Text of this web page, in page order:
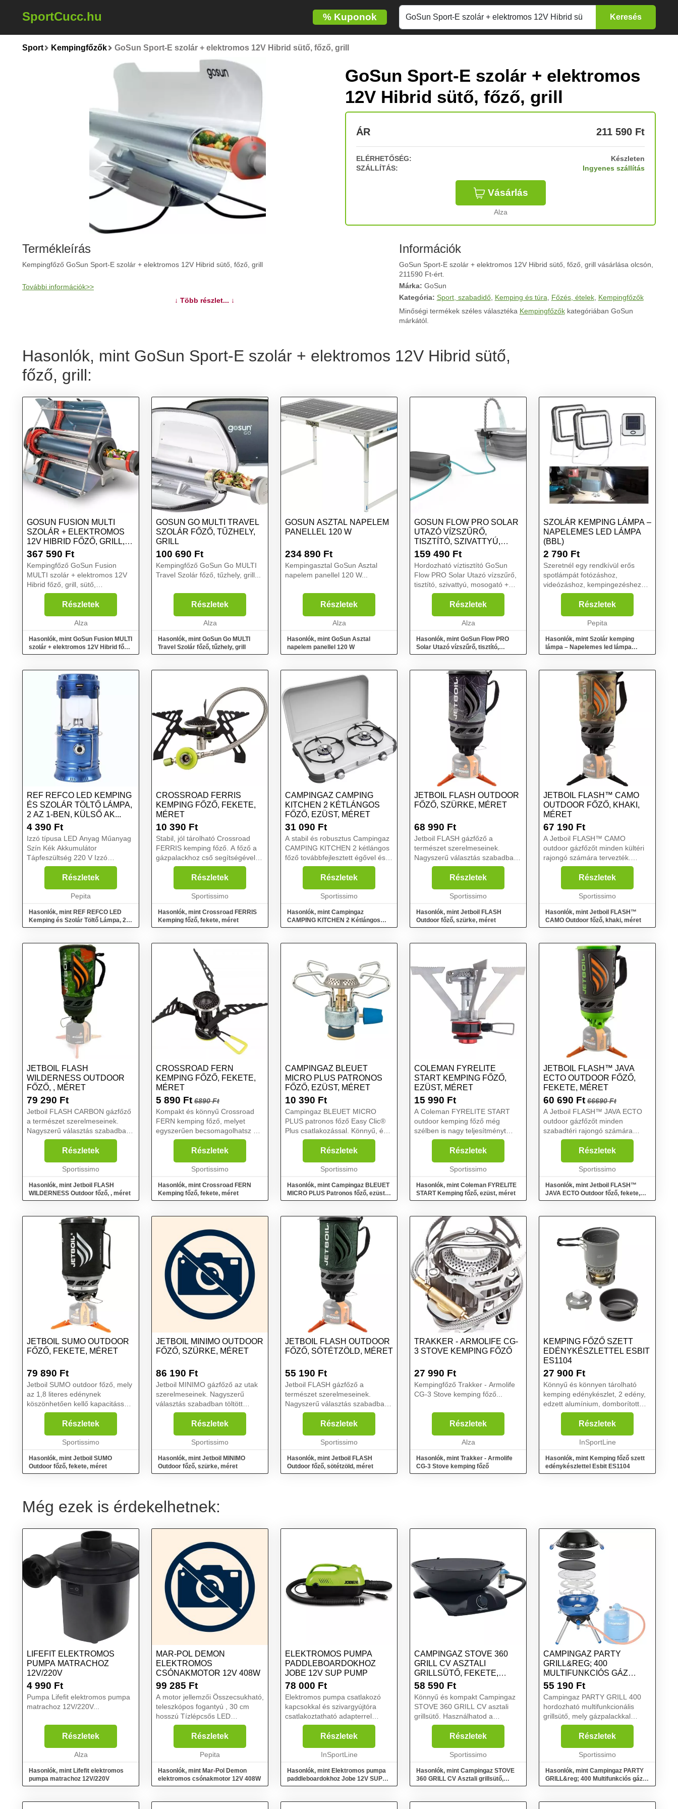
SportCucc.hu %Kuponok
Sport Kempingfőzők GoSun Sport-E szolár + elektromos 12V Hibrid sütő, főző, grill
GoSun Sport-E szolár + elektromos
12V Hibrid sütő, főző, grill
ÁR 211 590 Ft
ELÉRHETŐSÉG:
Készleten
SZÁLLÍTÁS:
Ingyenes szállítás
Vásárlás
Alza
Termékleírás
Kempingfőző GoSun Sport-E szolár + elektromos 12V Hibrid sütő, főző, grill
További információk>>
↓ Több részlet... ↓
Információk
GoSun Sport-E szolár + elektromos 12V Hibrid sütő, főző, grill vásárlása olcsón,
211590 Ft-ért.
Márka: GoSun
Kategória: Sport, szabadidő, Kemping és túra Főzés, ételek, Kempingfőzők
Minőségi termékek széles választéka Kempingfőzőkkategóriában GoSun
márkától.
Hasonlók, mint GoSun Sport-E szolár + elektromos 12V Hibrid sütő,
főző, grill:
GOSUN FUSION MULTI
SZOLÁR + ELEKTROMOS
12V HIBRID FŐZŐ, GRILL,
SÜTŐ, FŰTŐBERENDEZÉS
367 590 Ft
Kempingfőző GoSun Fusion
MULTI szolár + elektromos 12V
Hibrid főző, grill, sütő,
fűtőberendezés...
Részletek
Alza
Hasonlók, mint GoSun Fusion MULTI
szolár + elektromos 12V Hibrid főző,
grill, sütő, fűtőberendezés
GOSUN GO MULTI TRAVEL
SZOLÁR FŐZŐ, TŰZHELY,
GRILL
100 690 Ft
Kempingfőző GoSun Go MULTI
Travel Szolár főző, tűzhely, grill...
Részletek
Alza
Hasonlók, mint GoSun Go MULTI
Travel Szolár főző, tűzhely, grill
GOSUN ASZTAL NAPELEM
PANELLEL 120 W
234 890 Ft
Kempingasztal GoSun Asztal
napelem panellel 120 W...
Részletek
Alza
Hasonlók, mint GoSun Asztal
napelem panellel 120 W
GOSUN FLOW PRO SOLAR
UTAZÓ VÍZSZŰRŐ,
TISZTÍTÓ, SZIVATTYÚ,
MOSOGATÓ + ZUHANY
159 490 Ft
Hordozható víztisztító GoSun
Flow PRO Solar Utazó vízszűrő,
tisztító, szivattyú, mosogató +
zuhany...
Részletek
Alza
Hasonlók, mint GoSun Flow PRO
Solar Utazó vízszűrő, tisztító,
szivattyú, mosogató + zuhany
SZOLÁR KEMPING LÁMPA –
NAPELEMES LED LÁMPA
(BBL)
2 790 Ft
Szeretnél egy rendkívül erős
spotlámpát fotózáshoz,
videózáshoz, kempingezéshez
vagy egyszerűen csak a
mindennapi használathoz? Egy
könnyű, mobilis és bivalyerős
fényforrást kínálunk Neked,
Részletek
Pepita
Hasonlók, mint Szolár kemping
lámpa – Napelemes led lámpa
(BBL)
REF REFCO LED KEMPING
ÉS SZOLÁR TÖLTŐ LÁMPA,
2 AZ 1-BEN, KÜLSŐ AK...
4 390 Ft
Izzó típusa LED Anyag Műanyag
Szín Kék Akkumulátor
Tápfeszültség 220 V Izzó
teljesítmény 1 W Hatósugár 10 m
Autonomia 6 h Fénykibocsátás
250 lm...
Részletek
Pepita
Hasonlók, mint REF REFCO LED
Kemping és Szolár Töltő Lámpa, 2
az 1-ben, külső ak...
CROSSROAD FERRIS
KEMPING FŐZŐ, FEKETE,
MÉRET
10 390 Ft
Stabil, jól tárolható Crossroad
FERRIS kemping főző. A főző a
gázpalackhoz cső segítségével
kötődik össze, ezért önmagában
áll a palack mellett....
Részletek
Sportissimo
Hasonlók, mint Crossroad FERRIS
Kemping főző, fekete, méret
CAMPINGAZ CAMPING
KITCHEN 2 KÉTLÁNGOS
FŐZŐ, EZÜST, MÉRET
31 090 Ft
A stabil és robusztus Campingaz
CAMPING KITCHEN 2 kétlángos
főző továbbfejlesztett égővel és
3-oldali szél elleni védelemmel
diszponál. Elegáns dizájnú,
lakkozott acél bőröndbe zárható.
Hagyományos 10...
Részletek
Sportissimo
Hasonlók, mint Campingaz
CAMPING KITCHEN 2 Kétlángos
főző, ezüst, méret
JETBOIL FLASH OUTDOOR
FŐZŐ, SZÜRKE, MÉRET
68 990 Ft
Jetboil FLASH gázfőző a
természet szerelmeseinek.
Nagyszerű választás szabadban
töltött tevékenységekhez, mint
például sátorozás, vízi és
gyalogtúrák, kerékpáros utak,
horgászat, autós és motoros
Részletek
Sportissimo
Hasonlók, mint Jetboil FLASH
Outdoor főző, szürke, méret
JETBOIL FLASH™ CAMO
OUTDOOR FŐZŐ, KHAKI,
MÉRET
67 190 Ft
A Jetboil FLASH™ CAMO
outdoor gázfőzőt minden kültéri
rajongó számára tervezték.
Kiválóan alkalmas olyan
szabadtéri tevékenységekhez,
mint a kempingezés, csónakázás,
túrázás, kerékpározás,
Részletek
Sportissimo
Hasonlók, mint Jetboil FLASH™
CAMO Outdoor főző, khaki, méret
JETBOIL FLASH
WILDERNESS OUTDOOR
FŐZŐ, , MÉRET
79 290 Ft
Jetboil FLASH CARBON gázfőző
a természet szerelmeseinek.
Nagyszerű választás szabadban
töltött tevékenységekhez, mint
például sátorozás, túrázás, vízi
és kerékpártúrák, horgászat,
autós és motoros kir...
Részletek
Sportissimo
Hasonlók, mint Jetboil FLASH
WILDERNESS Outdoor főző, , méret
CROSSROAD FERN
KEMPING FŐZŐ, FEKETE,
MÉRET
5 890 Ft 6890 Ft
Kompakt és könnyű Crossroad
FERN kemping főző, melyet
egyszerűen becsomagolhatsz az
utazásokra. Ez a főző a
gázpalack tetejére szerelhető,
ami az alvázát is képezi....
Részletek
Sportissimo
Hasonlók, mint Crossroad FERN
Kemping főző, fekete, méret
CAMPINGAZ BLEUET
MICRO PLUS PATRONOS
FŐZŐ, EZÜST, MÉRET
10 390 Ft
Campingaz BLEUET MICRO
PLUS patronos főző Easy Clic®
Plus csatlakozással. Könnyű, és
összecsukható karjainak
köszönhetően minimálisra
összecsukható. Ergonomikus
gomb biztosítja a láng könnyű
Részletek
Sportissimo
Hasonlók, mint Campingaz BLEUET
MICRO PLUS Patronos főző, ezüst,
méret
COLEMAN FYRELITE
START KEMPING FŐZŐ,
EZÜST, MÉRET
15 990 Ft
A Coleman FYRELITE START
outdoor kemping főző még
szélben is nagy teljesítményt
garantál. Egyértelmű választás
minden outdoor rajongó
számára, aki minden grammot
mérlegel utazásai során....
Részletek
Sportissimo
Hasonlók, mint Coleman FYRELITE
START Kemping főző, ezüst, méret
JETBOIL FLASH™ JAVA
ECTO OUTDOOR FŐZŐ,
FEKETE, MÉRET
60 690 Ft 66690 Ft
A Jetboil FLASH™ JAVA ECTO
outdoor gázfőzőt minden
szabadtéri rajongó számára
tervezték. Kiválóan alkalmas
olyan szabadtéri
tevékenységekhez, mint a
kempingezés, csónakázás,
Részletek
Sportissimo
Hasonlók, mint Jetboil FLASH™
JAVA ECTO Outdoor főző, fekete,
méret
JETBOIL SUMO OUTDOOR
FŐZŐ, FEKETE, MÉRET
79 890 Ft
Jetboil SUMO outdoor főző, mely
az 1,8 literes edénynek
köszönhetően kellő kapacitással
bír, ha több emberre kell főzni.
Biztonságosan használható
kompakt modell. A beépített
öngyújtó egy nyomással be...
Részletek
Sportissimo
Hasonlók, mint Jetboil SUMO
Outdoor főző, fekete, méret
JETBOIL MINIMO OUTDOOR
FŐZŐ, SZÜRKE, MÉRET
86 190 Ft
Jetboil MINIMO gázfőző az utak
szerelmeseinek. Nagyszerű
választás szabadban töltött
tevékenységekhez, mint például
sátorozás, vízi és gyalogtúrák,
kerékpáros utak, horgászat,
autós és motoros utak st...
Részletek
Sportissimo
Hasonlók, mint Jetboil MINIMO
Outdoor főző, szürke, méret
JETBOIL FLASH OUTDOOR
FŐZŐ, SÖTÉTZÖLD, MÉRET
55 190 Ft
Jetboil FLASH gázfőző a
természet szerelmeseinek.
Nagyszerű választás szabadban
töltött tevékenységekhez, mint
például sátorozás, vízi és
gyalogtúrák, kerékpáros utak,
horgászat, autós és motoros
Részletek
Sportissimo
Hasonlók, mint Jetboil FLASH
Outdoor főző, sötétzöld, méret
TRAKKER - ARMOLIFE CG-
3 STOVE KEMPING FŐZŐ
27 990 Ft
Kempingfőző Trakker - Armolife
CG-3 Stove kemping főző...
Részletek
Alza
Hasonlók, mint Trakker - Armolife
CG-3 Stove kemping főző
KEMPING FŐZŐ SZETT
EDÉNYKÉSZLETTEL ESBIT
ES1104
27 900 Ft
Könnyű és könnyen tárolható
kemping edénykészlet, 2 edény,
edzett alumínium, domborított
mennyiségjelzők, mind szilárd,
mind folyékony tüzelőanyaggal
történő használatra tervezték.. Az
Esbit ES1104 ke...
Részletek
InSportLine
Hasonlók, mint Kemping főző szett
edénykészlettel Esbit ES1104
Még ezek is érdekelhetnek:
LIFEFIT ELEKTROMOS
PUMPA MATRACHOZ
12V/220V
4 990 Ft
Pumpa Lifefit elektromos pumpa
matrachoz 12V/220V...
Részletek
Alza
Hasonlók, mint Lifefit elektromos
pumpa matrachoz 12V/220V
MAR-POL DEMON
ELEKTROMOS
CSÓNAKMOTOR 12V 408W
99 285 Ft
A motor jellemzői Összecsukható,
teleszkópos fogantyú , 30 cm
hosszú Tízlépcsős LED
akkumulátor kijelző 5 előre és 3
hátrameneti fokozat plusz
semleges sebességváltó A
tápfeszültséget egy 12 V-...
Részletek
Pepita
Hasonlók, mint Mar-Pol Demon
elektromos csónakmotor 12V 408W
ELEKTROMOS PUMPA
PADDLEBOARDOKHOZ
JOBE 12V SUP PUMP
78 000 Ft
Elektromos pumpa csatlakozó
kapcsokkal és szivargyújtóra
csatlakoztatható adapterrel
együtt, 20 PSI nyomásig,
beépített nyomásmérő.. A Jobe
12V SUP Pump elektromos
pumpa paddleboardokhoz egy
Részletek
InSportLine
Hasonlók, mint Elektromos pumpa
paddleboardokhoz Jobe 12V SUP
Pump
CAMPINGAZ STOVE 360
GRILL CV ASZTALI
GRILLSÜTŐ, FEKETE,
MÉRET
58 590 Ft
Könnyű és kompakt Campingaz
STOVE 360 GRILL CV asztali
grillsütő. Használhatod a
kertedben, lakókocsis kaland
vagy kempingezés során. Mivel
minden oldalról hozzáférhető,
ideális közös grillezésre is. ...
Részletek
Sportissimo
Hasonlók, mint Campingaz STOVE
360 GRILL CV Asztali grillsütő,
fekete, méret
CAMPINGAZ PARTY
GRILL&REG; 400
MULTIFUNKCIÓS GÁZ
GRILLSÜTŐ, KÉK, MÉRET
55 190 Ft
Campingaz PARTY GRILL 400
hordozható multifunkcionális
grillsütő, mely gázpalackkal
működtethető. A családi és baráti
kirándulások elengedhetetlen
kelléke, mivel főzőként és
sütőként is használható....
Részletek
Sportissimo
Hasonlók, mint Campingaz PARTY
GRILL&reg; 400 Multifunkciós gáz
grillsütő, kék, méret